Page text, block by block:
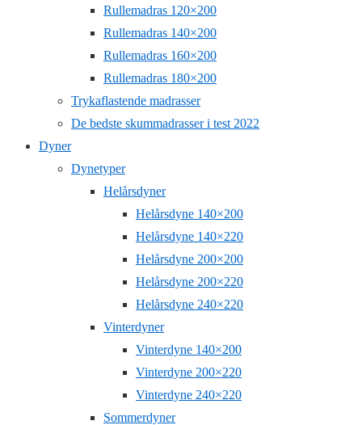
Rullemadras 120×200
Rullemadras 140×200
Rullemadras 160×200
Rullemadras 180×200
Trykaflastende madrasser
De bedste skummadrasser i test 2022
Dyner
Dynetyper
Helårsdyner
Helårsdyne 140×200
Helårsdyne 140×220
Helårsdyne 200×200
Helårsdyne 200×220
Helårsdyne 240×220
Vinterdyner
Vinterdyne 140×200
Vinterdyne 200×220
Vinterdyne 240×220
Sommerdyner